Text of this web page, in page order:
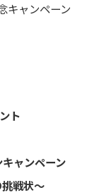
キャンペーン
ト
ャンペーン
戦状～